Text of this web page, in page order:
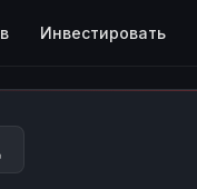
Инвестировать